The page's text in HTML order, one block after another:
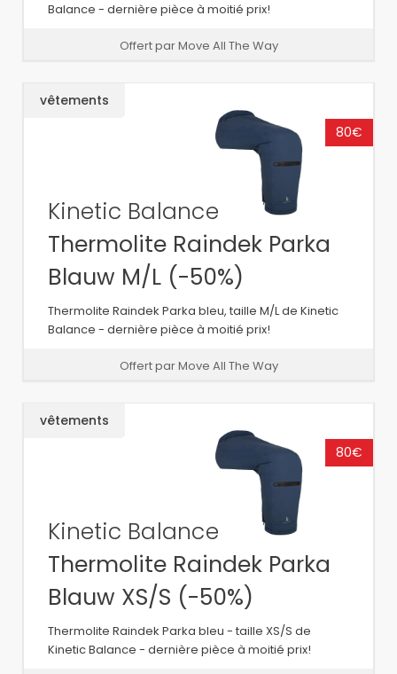
Balance - dernière pièce à moitié prix!
Offert par Move All The Way
vêtements
80€
Kinetic Balance
Thermolite Raindek Parka
Blauw M/L (-50%)
Thermolite Raindek Parka bleu, taille M/L de Kinetic
Balance - dernière pièce à moitié prix!
Offert par Move All The Way
vêtements
80€
Kinetic Balance
Thermolite Raindek Parka
Blauw XS/S (-50%)
Thermolite Raindek Parka bleu - taille XS/S de
Kinetic Balance - dernière pièce à moitié prix!